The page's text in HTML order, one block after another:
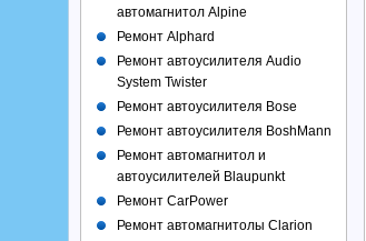
автомагнитол Alpine
Ремонт Alphard
Ремонт автоусилителя Audio
System Twister
Ремонт автоусилителя Bose
Ремонт автоусилителя BoshMann
Ремонт автомагнитол и
автоусилителей Blaupunkt
Ремонт CarPower
Ремонт автомагнитолы Clarion